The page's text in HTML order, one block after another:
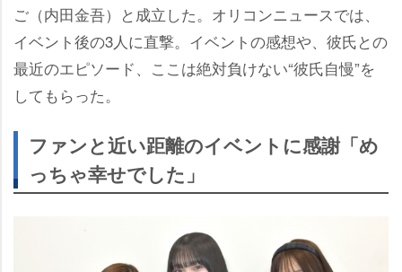
ご（内田金吾）と成立した。オリコンニュースでは、
イベント後の3人に直撃。イベントの感想や、彼氏との
最近のエピソード、ここは絶対負けない“彼氏自慢”を
してもらった。
ファンと近い距離のイベントに感謝「め
っちゃ幸せでした」